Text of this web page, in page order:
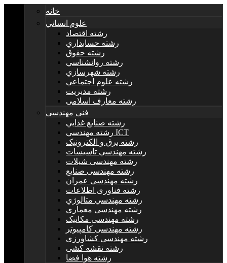
خانه
علوم انساني
رشته اقتصاد
رشته حسابداري
رشته حقوق
رشته روانشناسي
رشته شهرسازي
رشته علوم اجتماعي
رشته مديريت
رشته معارف اسلامی
فنی مهندسی
رشته صنايع غذايي
رشته مهندسي ICT
رشته برق و الکترونيک
رشته مهندسي تاسيسات
رشته مهندسی شیلات
رشته مهندسی صنایع
رشته مهندسی عمران
رشته فناوری اطلاعات
رشته مهندسي متالوژي
رشته مهندسی معماری
رشته مهندسی مکانیک
رشته مهندسی کامپیوتر
رشته مهندسی کشاورزی
رشته نقشه کشی
رشته هوا فضا